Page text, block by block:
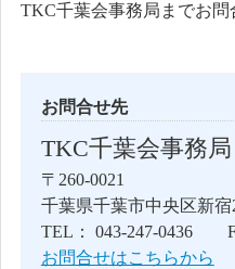
TKC千葉会事務局までお問
お問合せ先
TKC千葉会事務局
〒260-0021
千葉県千葉市中央区新
TEL： 043-247-0436
お問合せはこちらから